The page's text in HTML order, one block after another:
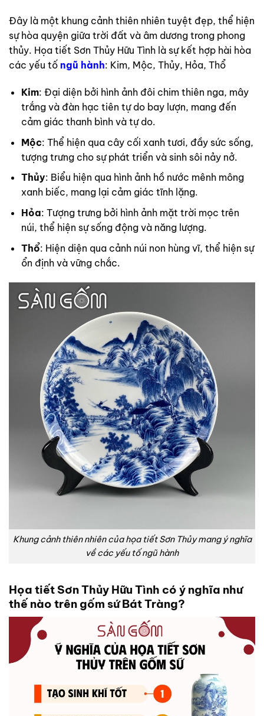
Đây là một khung cảnh thiên nhiên tuyệt đẹp, thể hiện
sự hòa quyện giữa trời đất và âm dương trong phong
thủy. Họa tiết Sơn Thủy Hữu Tình là sự kết hợp hài hòa
các yếu tố ngũ hành: Kim, Mộc, Thủy, Hỏa, Thổ
Kim: Đại diện bởi hình ảnh đôi chim thiên nga, mây
trắng và đàn hạc tiên tự do bay lượn, mang đến
cảm giác thanh bình và tự do.
Mộc: Thể hiện qua cây cối xanh tươi, đầy sức sống,
tượng trưng cho sự phát triển và sinh sôi nảy nở.
Thủy: Biểu hiện qua hình ảnh hồ nước mênh mông
xanh biếc, mang lại cảm giác tĩnh lặng.
Hỏa: Tượng trưng bởi hình ảnh mặt trời mọc trên
núi, thể hiện sự sống động và năng lượng.
Thổ: Hiện diện qua cảnh núi non hùng vĩ, thể hiện sự
ổn định và vững chắc.
Khung cảnh thiên nhiên của họa tiết Sơn Thủy mang ý nghĩa
về các yếu tố ngũ hành
Họa tiết Sơn Thủy Hữu Tình có ý nghĩa như
thế nào trên gốm sứ Bát Tràng?